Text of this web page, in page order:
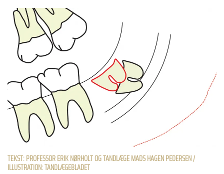
TEKST: PROFESSOR ERIK NØRHOLT OG TANDLÆGE MADS HAGEN PEDERSEN /
ILLUSTRATION: TANDLÆGEBLADET